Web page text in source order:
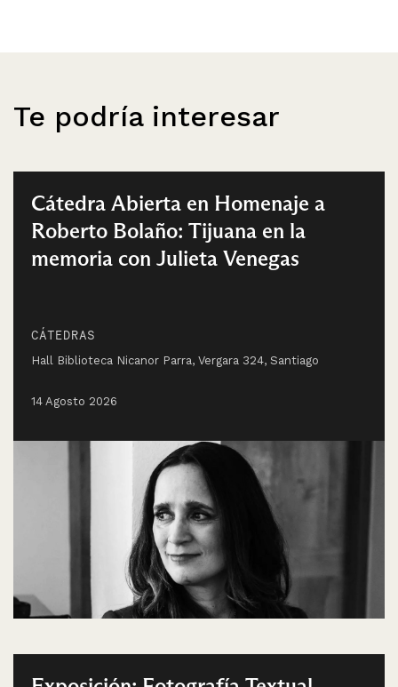
Te podría interesar
Cátedra Abierta en Homenaje a
Roberto Bolaño: Tijuana en la
memoria con Julieta Venegas
CÁTEDRAS
Hall Biblioteca Nicanor Parra, Vergara 324, Santiago
14 Agosto 2026